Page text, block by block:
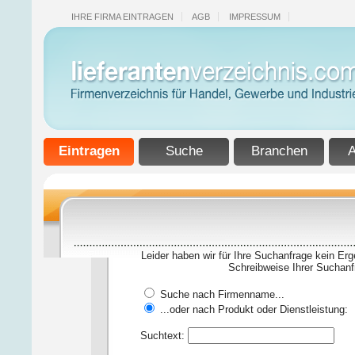
IHRE FIRMA EINTRAGEN AGB IMPRESSUM
Eintragen Suche Branchen
Leider haben wir für Ihre Suchanfrage kein
Schreibweise Ihrer
Suche nach Firmenname...
...oder nach Produkt oder Dienstleistung:
Suchtext: